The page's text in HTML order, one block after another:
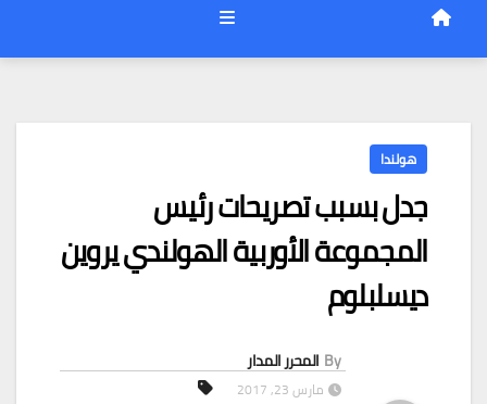
هولندا
جدل بسبب تصريحات رئيس
المجموعة الأوربية الهولندي يروين
ديسلبلوم
By المحرر المدار
مارس 23, 2017